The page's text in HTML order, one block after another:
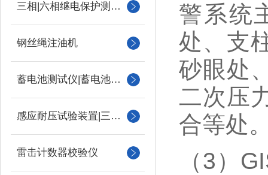
三相|六相继电保护测试仪
钢丝绳注油机
蓄电池测试仪|蓄电池充放电测试仪
感应耐压试验装置|三倍频
雷击计数器校验仪
警系统
处、支
砂眼处
二次压
合等处
（3）